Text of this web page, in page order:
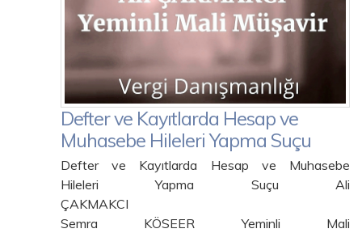
Defter ve Kayıtlarda Hesap ve
Muhasebe Hileleri Yapma Suçu
Defter ve Kayıtlarda Hesap ve Muhasebe
Hileleri Yapma Suçu Ali
ÇAKMAKCI
Semra KÖSEER Yeminli Mali